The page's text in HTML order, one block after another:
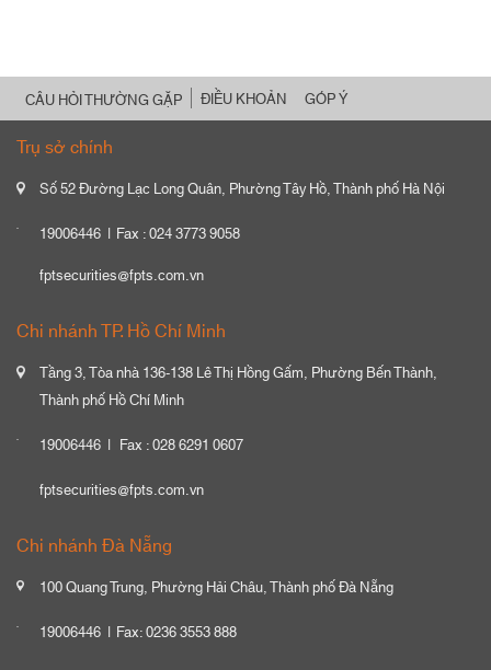
CÂU HỎI THƯỜNG GẶP ĐIỀU KHOẢN GÓP Ý
Trụ sở chính
Số 52 Đường Lạc Long Quân, Phường Tây Hồ, Thành phố Hà Nội
19006446
Fax : 024 3773 9058
fptsecurities@fpts.com.vn
Chi nhánh TP. Hồ Chí Minh
Tầng 3, Tòa nhà 136-138 Lê Thị Hồng Gấm, Phường Bến Thành,
Thành phố Hồ Chí Minh
19006446
Fax : 028 6291 0607
fptsecurities@fpts.com.vn
Chi nhánh Đà Nẵng
100 Quang Trung, Phường Hải Châu, Thành phố Đà Nẵng
19006446
Fax: 0236 3553 888